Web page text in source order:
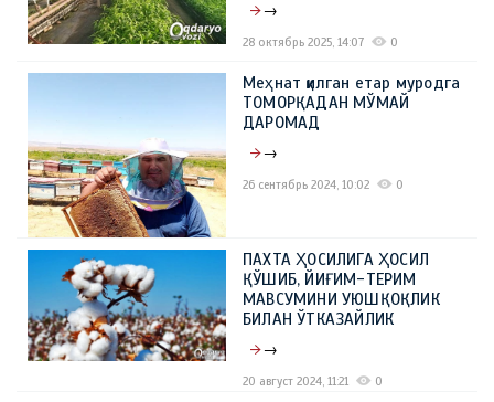
→
28 октябрь 2025, 14:07 0
Меҳнат қилган етар муродга
ТОМОРҚАДАН МЎМАЙ
ДАРОМАД
→
26 сентябрь 2024, 10:02 0
ПАХТА ҲОСИЛИГА ҲОСИЛ
ҚЎШИБ, ЙИҒИМ-ТЕРИМ
МАВСУМИНИ УЮШҚОҚЛИК
БИЛАН ЎТКАЗАЙЛИК
→
20 август 2024, 11:21 0